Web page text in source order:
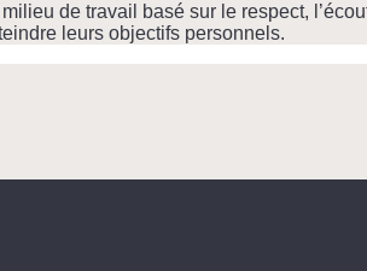
de travail basé sur le respect,
leurs objectifs personnels.